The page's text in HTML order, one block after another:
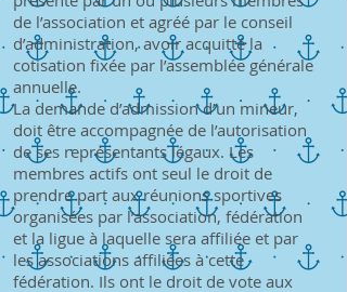
de l’association et agréé par le conseil
d’administration, avoir acquitté la
cotisation fixée par l’assemblée générale
annuelle.
La demande d’admission d’un mineur,
doit être accompagnée de l’autorisation
de ses représentants légaux. Les
membres actifs ont seul le droit de
prendre part aux réunions sportives
organisées par l’association, fédération
et la ligue à laquelle sera affiliée et par
les associations affiliées à cette
fédération. Ils ont le droit de vote aux